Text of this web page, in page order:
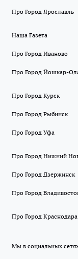
Про Город Ярославль
Наша Газета
Про Город Иваново
Про Город Йошкар-
Про Город Курск
Про Город Рыбинск
Про Город Уфа
Про Город Нижний
Про Город Дзержинск
Про Город
Про Город Краснодара
Мы в социальных